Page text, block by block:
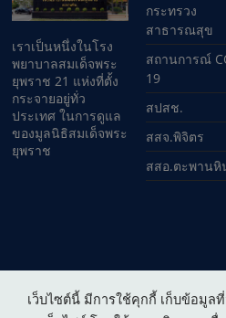
เว็บไซต์นี้ มีการใช้คุกกี้ เก็บข้อมูล
เราเป็นหนึ่งในโรง
พยาบาลสมเด็จพระ
ยุพราช 21 แห่งที่ตั้ง
กระจายอยู่ทั่ว
ประเทศ ในการดูแล
ของมูลนิธิสมเด็จพระ
ยุพราช
กระทรวง
สาธารณสุข
สถานการณ์
19
สปสช.
สสจ.พิจิตร
สสอ.ตะพานหิ